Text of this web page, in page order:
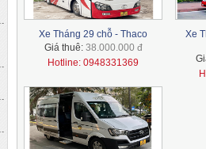
Xe Tháng 29 chỗ - Thaco
Giá thuê: 38.000.000 đ
Hotline: 0948331369
Xe